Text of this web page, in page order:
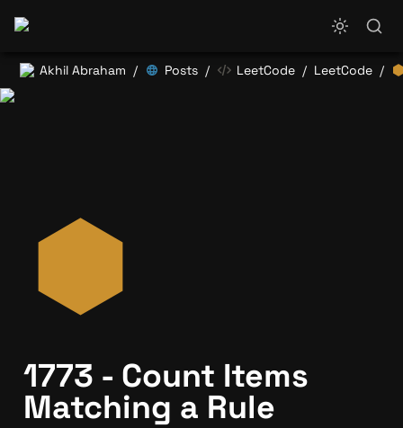
Akhil Abraham / Posts / LeetCode / LeetCode /
1773 - Count Items
Matching a Rule